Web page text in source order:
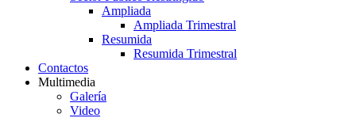
Ampliada
Ampliada Trimestral
Resumida
Resumida Trimestral
Contactos
Multimedia
Galería
Video